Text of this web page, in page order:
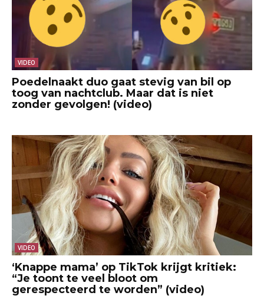
VIDEO
Poedelnaakt duo gaat stevig van bil op
toog van nachtclub. Maar dat is niet
zonder gevolgen! (video)
VIDEO
‘Knappe mama’ op TikTok krijgt kritiek:
“Je toont te veel bloot om
gerespecteerd te worden” (video)